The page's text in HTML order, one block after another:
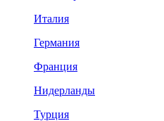
Италия
Германия
Франция
Нидерланды
Турция